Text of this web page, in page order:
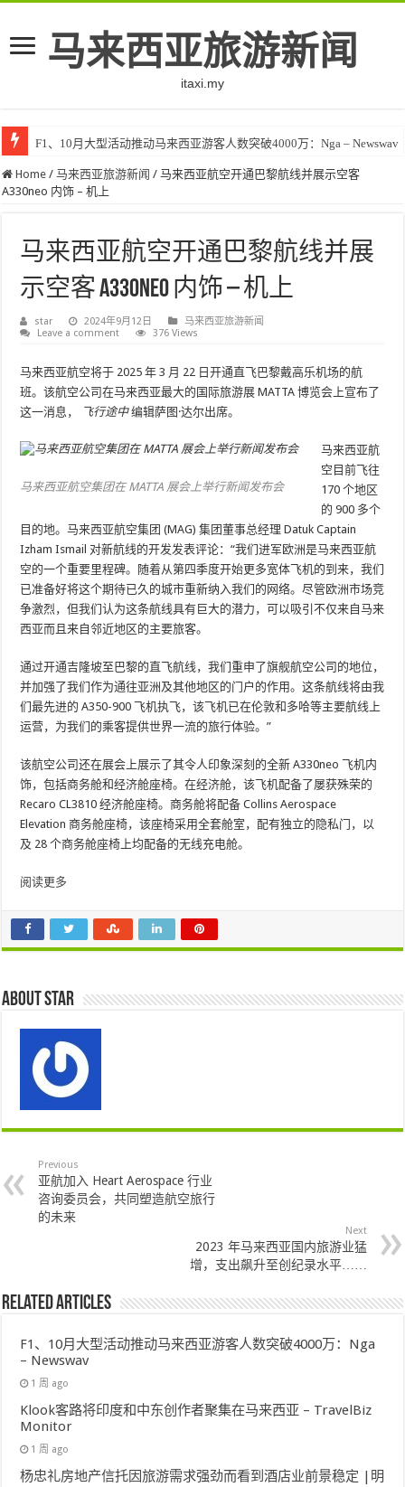
马来西亚旅游新闻
itaxi.my
F1、10月大型活动推动马来西亚游客人数突破4000万：Nga – Newswav
Home / 马来西亚旅游新闻 / 马来西亚航空开通巴黎航线并展示空客
A330neo 内饰 – 机上
马来西亚航空开通巴黎航线并展
示空客 A330neo 内饰 – 机上
star 2024年9月12日
马来西亚旅游新闻
Leave a comment
376 Views
马来西亚航空将于 2025 年 3 月 22 日开通直飞巴黎戴高乐机场的航
班。该航空公司在马来西亚最大的国际旅游展 MATTA 博览会上宣布了
这一消息，
飞行途中编辑萨图·达尔出席。
马来西亚航空集团在 MATTA 展会上举行新闻发布会
马来西亚航
空目前飞往
170 个地区
的 900 多个
目的地。马来西亚航空集团 (MAG) 集团董事总经理 Datuk Captain
Izham Ismail 对新航线的开发发表评论：“我们进军欧洲是马来西亚航
空的一个重要里程碑。随着从第四季度开始更多宽体飞机的到来，我们
已准备好将这个期待已久的城市重新纳入我们的网络。尽管欧洲市场竞
争激烈，但我们认为这条航线具有巨大的潜力，可以吸引不仅来自马来
西亚而且来自邻近地区的主要旅客。
通过开通吉隆坡至巴黎的直飞航线，我们重申了旗舰航空公司的地位，
并加强了我们作为通往亚洲及其他地区的门户的作用。这条航线将由我
们最先进的 A350-900 飞机执飞，该飞机已在伦敦和多哈等主要航线上
运营，为我们的乘客提供世界一流的旅行体验。”
该航空公司还在展会上展示了其令人印象深刻的全新 A330neo 飞机内
饰，包括商务舱和经济舱座椅。在经济舱，该飞机配备了屡获殊荣的
Recaro CL3810 经济舱座椅。商务舱将配备 Collins Aerospace
Elevation 商务舱座椅，该座椅采用全套舱室，配有独立的隐私门，以
及 28 个商务舱座椅上均配备的无线充电舱。
阅读更多
About star
Previous
亚航加入 Heart Aerospace 行业
咨询委员会，共同塑造航空旅行
的未来
Next
2023 年马来西亚国内旅游业猛
增，支出飙升至创纪录水平……
Related Articles
F1、10月大型活动推动马来西亚游客人数突破4000万：Nga
– Newswav
1 周 ago
Klook客路将印度和中东创作者聚集在马来西亚 – TravelBiz
Monitor
1 周 ago
杨忠礼房地产信托因旅游需求强劲而看到酒店业前景稳定 |明